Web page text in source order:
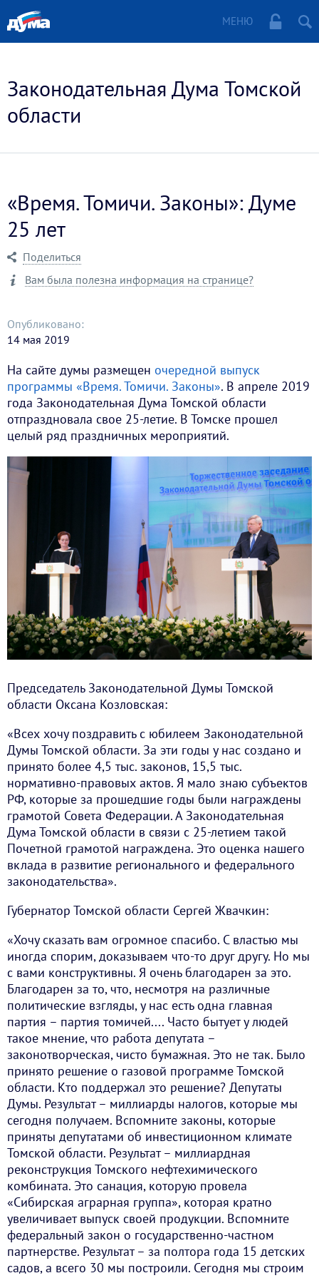
МЕНЮ
Законодательная Дума Томской
области
«Время. Томичи. Законы»: Думе
25 лет
Поделиться
Вам была полезна информация на странице?
Опубликовано:
14 мая 2019
На сайте думы размещен очередной выпуск
программы «Время. Томичи. Законы». В апреле 2019
года Законодательная Дума Томской области
отпраздновала свое 25-летие. В Томске прошел
целый ряд праздничных мероприятий.
Председатель Законодательной Думы Томской
области Оксана Козловская:
«Всех хочу поздравить с юбилеем Законодательной
Думы Томской области. За эти годы у нас создано и
принято более 4,5 тыс. законов, 15,5 тыс.
нормативно-правовых актов. Я мало знаю субъектов
РФ, которые за прошедшие годы были награждены
грамотой Совета Федерации. А Законодательная
Дума Томской области в связи с 25-летием такой
Почетной грамотой награждена. Это оценка нашего
вклада в развитие регионального и федерального
законодательства».
Губернатор Томской области Сергей Жвачкин:
«Хочу сказать вам огромное спасибо. С властью мы
иногда спорим, доказываем что-то друг другу. Но мы
с вами конструктивны. Я очень благодарен за это.
Благодарен за то, что, несмотря на различные
политические взгляды, у нас есть одна главная
партия – партия томичей.... Часто бытует у людей
такое мнение, что работа депутата –
законотворческая, чисто бумажная. Это не так. Было
принято решение о газовой программе Томской
области. Кто поддержал это решение? Депутаты
Думы. Результат – миллиарды налогов, которые мы
сегодня получаем. Вспомните законы, которые
приняты депутатами об инвестиционном климате
Томской области. Результат – миллиардная
реконструкция Томского нефтехимического
комбината. Это санация, которую провела
«Сибирская аграрная группа», которая кратно
увеличивает выпуск своей продукции. Вспомните
федеральный закон о государственно-частном
партнерстве. Результат – за полтора года 15 детских
садов, а всего 30 мы построили. Сегодня мы строим